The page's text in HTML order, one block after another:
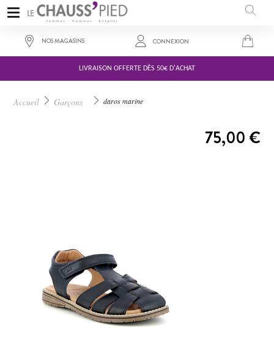
LIVRAISON OFFERTE DÈS 50€ D'ACHAT
NOS MAGASINS CONNEXION
Accueil Garçons daros marine
75,00 €